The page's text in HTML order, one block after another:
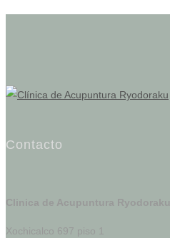
Contacto
Clinica de Acupuntura Ryodoraku
Xochicalco 697 piso 1